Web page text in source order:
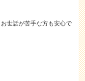
世話が苦手な方も安心で